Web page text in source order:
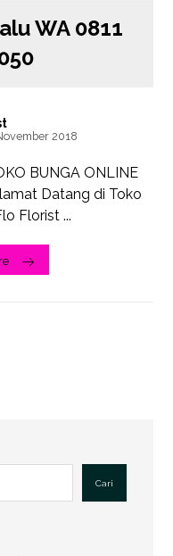
WA 0811
2018
BUNGA ONLINE
Datang di Toko
Florist ...
Cari